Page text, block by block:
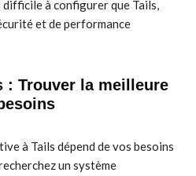
à configurer que Tails,
et de performance
: Trouver la meilleure
à Tails dépend de vos besoins
un système